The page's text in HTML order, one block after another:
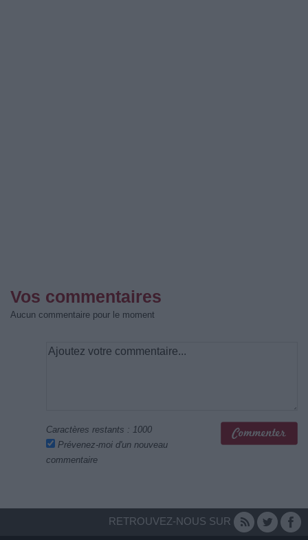
Vos commentaires
Aucun commentaire pour le moment
Caractères restants : 1000
Prévenez-moi d'un nouveau
commentaire
RETROUVEZ-NOUS SUR